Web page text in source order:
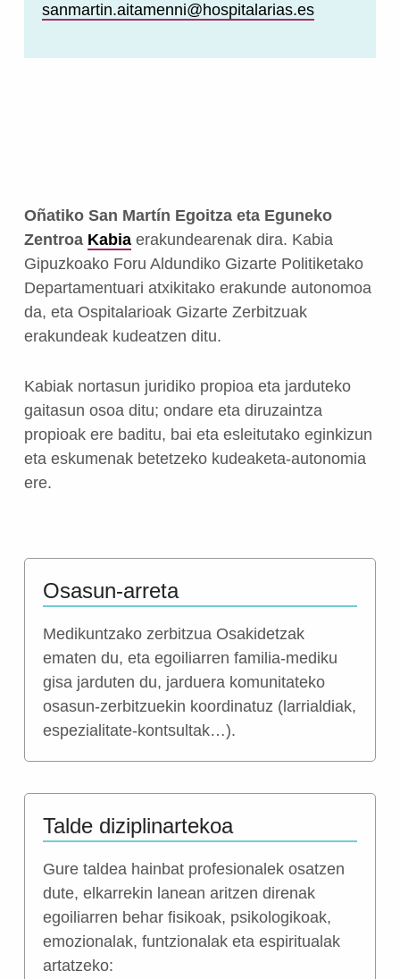
sanmartin.aitamenni@hospitalarias.es
Oñatiko San Martín Egoitza eta Eguneko
Zentroa Kabiaerakundearenak dira. Kabia
Gipuzkoako Foru Aldundiko Gizarte Politiketako
Departamentuari atxikitako erakunde autonomoa
da, eta Ospitalarioak Gizarte Zerbitzuak
erakundeak kudeatzen ditu.
Kabiak nortasun juridiko propioa eta jarduteko
gaitasun osoa ditu; ondare eta diruzaintza
propioak ere baditu, bai eta esleitutako eginkizun
eta eskumenak betetzeko kudeaketa-autonomia
ere.
Osasun-arreta
Medikuntzako zerbitzua Osakidetzak
ematen du, eta egoiliarren familia-mediku
gisa jarduten du, jarduera komunitateko
osasun-zerbitzuekin koordinatuz (larrialdiak,
espezialitate-kontsultak…).
Talde diziplinartekoa
Gure taldea hainbat profesionalek osatzen
dute, elkarrekin lanean aritzen direnak
egoiliarren behar fisikoak, psikologikoak,
emozionalak, funtzionalak eta espiritualak
artatzeko: